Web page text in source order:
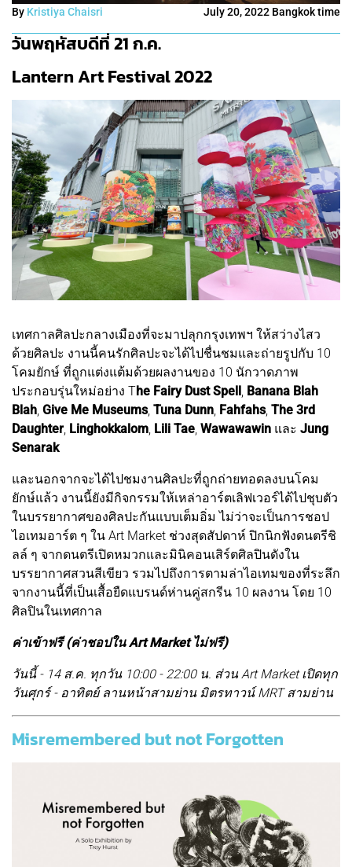
By Kristiya Chaisri July 20, 2022 Bangkok time
วันพฤหัสบดีที่ 21 ก.ค.
Lantern Art Festival 2022
เทศกาลศิลปะกลางเมืองที่จะมาปลุกกรุงเทพฯ ให้สว่างไสว
ด้วยศิลปะ งานนี้คนรักศิลปะจะได้ไปชื่นชมและถ่ายรูปกับ 10
โคมยักษ์ ที่ถูกแต่งแต้มด้วยผลงานของ 10 นักวาดภาพ
ประกอบรุ่นใหม่อย่าง The Fairy Dust Spell Banana Blah
Blah Give Me Museums, Tuna Dunn Fahfahs, The 3rd
Daughter, Linghokkalom Lili Tae Wawawawin และ Jung
Senarak
และนอกจากจะได้ไปชมงานศิลปะที่ถูกถ่ายทอดลงบนโคม
ยักษ์แล้ว งานนี้ยังมีกิจกรรมให้เหล่าอาร์ตเลิฟเวอร์ได้ไปชุบตัว
ในบรรยากาศของศิลปะกันแบบเต็มอิ่ม ไม่ว่าจะเป็นการชอป
ไอเทมอาร์ต ๆ ใน Art Market ช่วงสุดสัปดาห์ ปิกนิกฟังดนตรีชิ
ลล์ ๆ จากดนตรีเปิดหมวกและมินิคอนเสิร์ตศิลปินดังใน
บรรยากาศสวนสีเขียว รวมไปถึงการตามล่าไอเทมของที่ระลึก
จากงานนี้ที่เป็นเสื้อยืดแบรนด์ห่านคู่สกรีน 10 ผลงาน โดย 10
ศิลปินในเทศกาล
ค่าเข้าฟรี (ค่าชอปใน Art Market ไม่ฟรี)
วันนี้ - 14 ส.ค. ทุกวัน 10:00 - 22:00 น. ส่วน Art Market เปิดทุก
วันศุกร์ - อาทิตย์ ลานหน้าสามย่าน มิตรทาวน์ MRT สามย่าน
Misremembered but not Forgotten